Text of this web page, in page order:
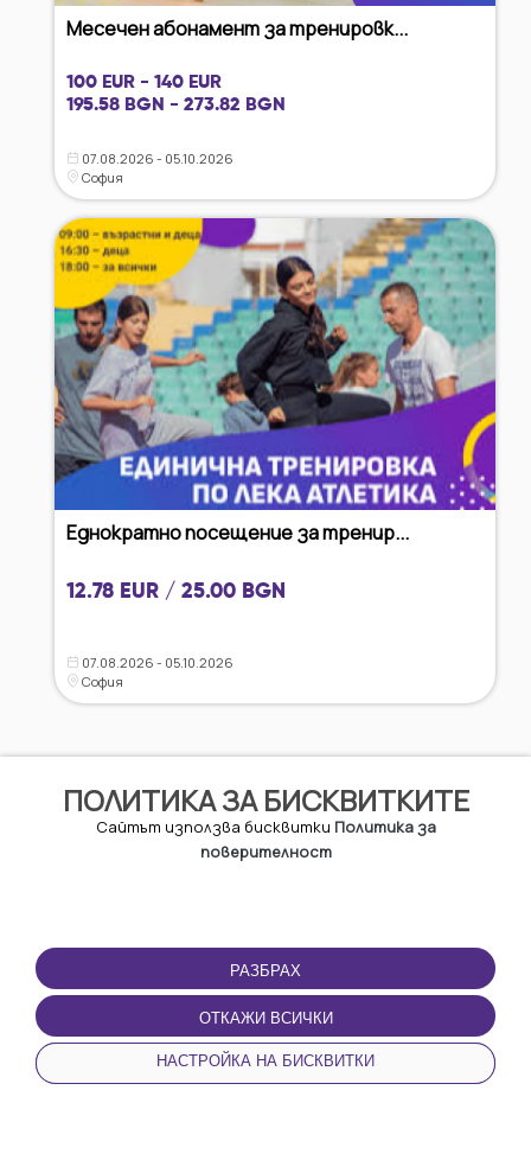
Месечен абонамент за тренировк...
100 EUR - 140 EUR
195.58 BGN - 273.82 BGN
07.08.2026 - 05.10.2026
София
Еднократно посещение за тренир...
12.78 EUR / 25.00 BGN
07.08.2026 - 05.10.2026
София
ПОЛИТИКА ЗА БИСКВИТКИТЕ
Сайтът използва бисквитки Политика за
поверителност
РАЗБРАХ
ОТКАЖИ ВСИЧКИ
НАСТРОЙКА НА БИСКВИТКИ
ЗА URBO
Паркиране
За Hас
ПАРТНЬОРСТВО
За бизнесa
Дилъри